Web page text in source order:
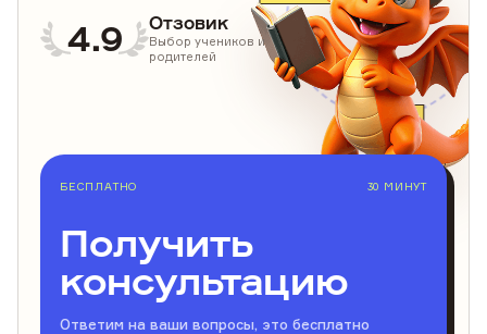
4.9 Отзовик
Выбор учеников и
родителей
ПЛАН
БЕСПЛАТНО 30 МИНУТ
Получить
консультацию
Ответим на ваши вопросы, это бесплатно